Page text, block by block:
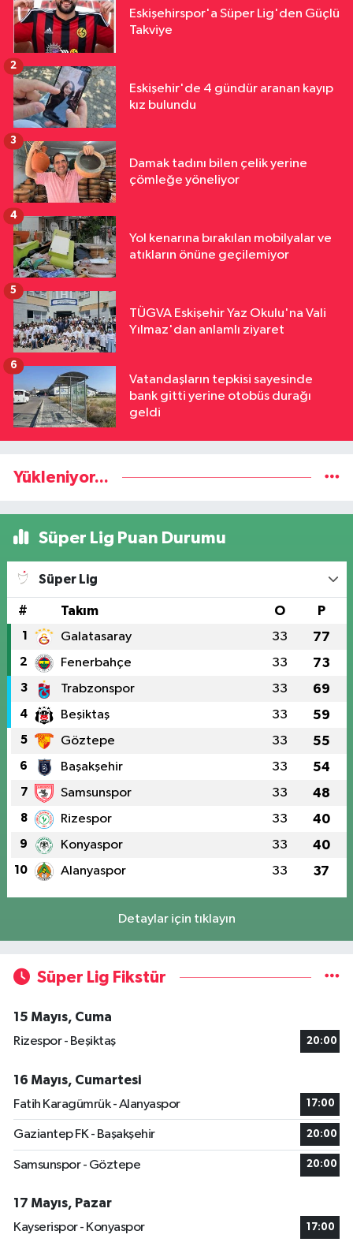
Eskişehirspor'a Süper Lig'den Güçlü
Takviye
Eskişehir'de 4 gündür aranan kayıp
kız bulundu
2
Damak tadını bilen çelik yerine
çömleğe yöneliyor
3
Yol kenarına bırakılan mobilyalar ve
atıkların önüne geçilemiyor
4
TÜGVA Eskişehir Yaz Okulu'na Vali
Yılmaz'dan anlamlı ziyaret
5
Vatandaşların tepkisi sayesinde
bank gitti yerine otobüs durağı
geldi
6
Yükleniyor...
Süper Lig Puan Durumu
Süper Lig
# Takım O P
1 Galatasaray 33 77
2 Fenerbahçe 33 73
3 Trabzonspor 33 69
4 Beşiktaş 33 59
5 Göztepe 33 55
6 Başakşehir 33 54
7 Samsunspor 33 48
8 Rizespor 33 40
9 Konyaspor 33 40
10 Alanyaspor 33 37
Detaylar için tıklayın
Süper Lig Fikstür
15 Mayıs, Cuma
Rizespor - Beşiktaş
20:00
16 Mayıs, Cumartesi
Fatih Karagümrük - Alanyaspor
17:00
Gaziantep FK - Başakşehir 20:00
Samsunspor - Göztepe 20:00
17 Mayıs, Pazar
Kayserispor - Konyaspor
17:00